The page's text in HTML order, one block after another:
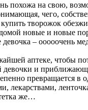
похожа на свою,
чего,
творожок
новые и новые
– ооооочень
аптеке, чтобы
девочки и
же…